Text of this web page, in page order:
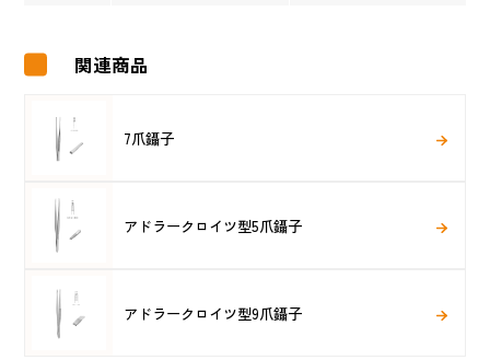
関連商品
7爪鑷子
アドラークロイツ型5爪鑷子
アドラークロイツ型9爪鑷子